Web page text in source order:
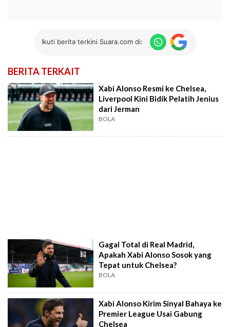
Ikuti berita terkini Suara.com di:
BERITA TERKAIT
Xabi Alonso Resmi ke Chelsea,
Liverpool Kini Bidik Pelatih Jenius
dari Jerman
BOLA
Gagal Total di Real Madrid,
Apakah Xabi Alonso Sosok yang
Tepat untuk Chelsea?
BOLA
Xabi Alonso Kirim Sinyal Bahaya ke
Premier League Usai Gabung
Chelsea